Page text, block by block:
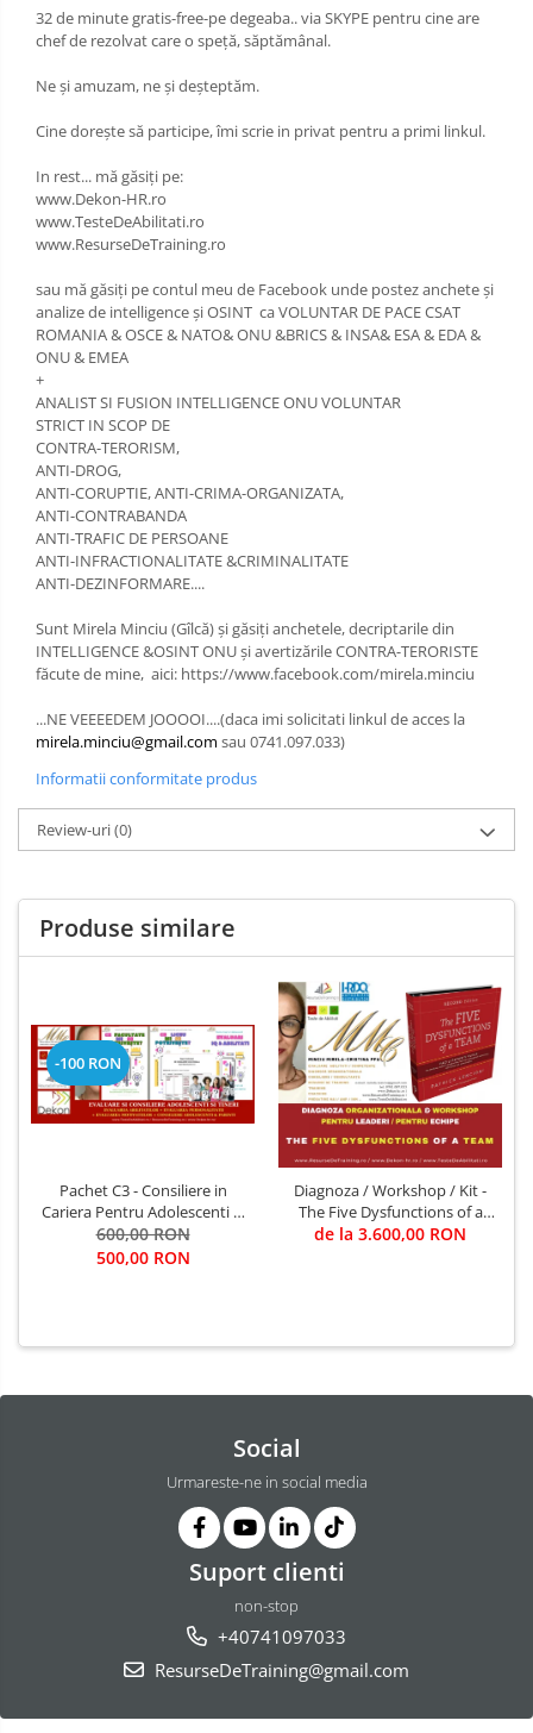
32 de minute gratis-free-pe degeaba.. via SKYPE pentru cine are
chef de rezolvat care o speță, săptămânal.
Ne și amuzam, ne și deșteptăm.
Cine dorește să participe, îmi scrie in privat pentru a primi linkul.
In rest... mă găsiți pe:
www.Dekon-HR.ro
www.TesteDeAbilitati.ro
www.ResurseDeTraining.ro
sau mă găsiți pe contul meu de Facebook unde postez anchete și
analize de intelligence și OSINT ca VOLUNTAR DE PACE CSAT
ROMANIA & OSCE & NATO& ONU &BRICS & INSA& ESA & EDA &
ONU & EMEA
+
ANALIST SI FUSION INTELLIGENCE ONU VOLUNTAR
STRICT IN SCOP DE
CONTRA-TERORISM,
ANTI-DROG,
ANTI-CORUPTIE, ANTI-CRIMA-ORGANIZATA,
ANTI-CONTRABANDA
ANTI-TRAFIC DE PERSOANE
ANTI-INFRACTIONALITATE &CRIMINALITATE
ANTI-DEZINFORMARE....
Sunt Mirela Minciu (Gîlcă) și găsiți anchetele, decriptarile din
INTELLIGENCE &OSINT ONU și avertizările CONTRA-TERORISTE
făcute de mine, aici: https://www.facebook.com/mirela.minciu
...NE VEEEEDEM JOOOOI....(daca imi solicitati linkul de acces la
mirela.minciu@gmail.com sau 0741.097.033)
Informatii conformitate produs
Review-uri(0)
Produse similare
-100 RON
Pachet C3 - Consiliere in
Cariera Pentru Adolescenti si
Studenti evaluare, consiliere,
indrumare
600,00 RON
500,00 RON
Diagnoza / Workshop / Kit -
The Five Dysfunctions of a
Team (Autor Patrick Lencioni)
de la 3.600,00 RON
Social
Urmareste-ne in social media
Suport clienti
non-stop
+40741097033
ResurseDeTraining@gmail.com